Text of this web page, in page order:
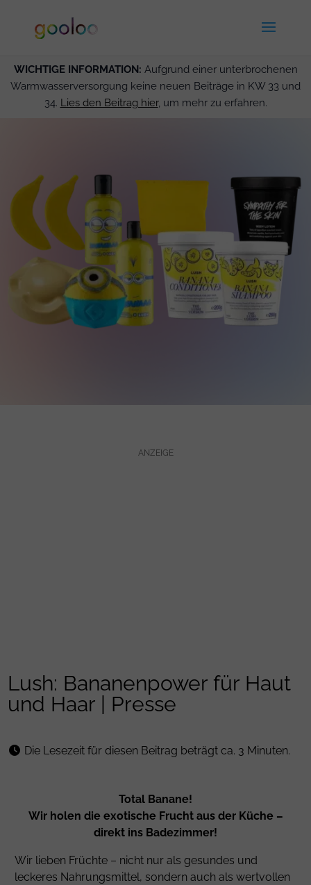
WICHTIGE INFORMATION: Aufgrund einer unterbrochenen
Warmwasserversorgung keine neuen Beiträge in KW 33 und
34. Lies den Beitrag hier, um mehr zu erfahren.
Lush: Bananenpower für Haut
und Haar | Presse
Die Lesezeit für diesen Beitrag beträgt ca. 3 Minuten.
Total Banane!
Wir holen die exotische Frucht aus der Küche –
direkt ins Badezimmer!
Wir lieben Früchte – nicht nur als gesundes und
leckeres Nahrungsmittel, sondern auch als wertvollen